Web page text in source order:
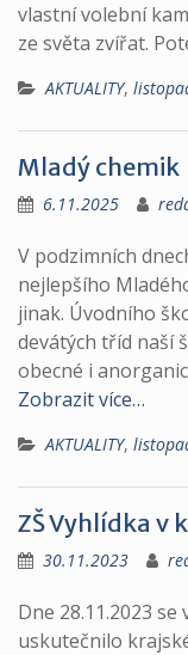
vlastní volební
ze světa zvířat.
AKTUALITY,
Mladý chemik
6.11.2025
V podzimních
nejlepšího
jinak. Úvodního
devátých tříd naší
obecné i
Zobrazit více…
AKTUALITY,
ZŠ Vyhlídka v
30.11.2023
Dne 28.11.2023
uskutečnilo